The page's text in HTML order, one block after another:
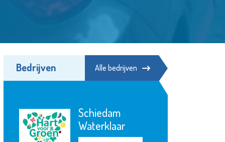
Bedrijven Alle bedrijven
Schiedam
Waterklaar